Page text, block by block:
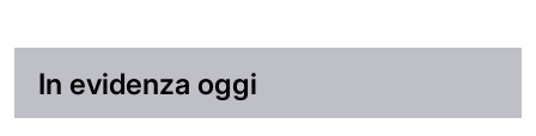
In evidenza oggi